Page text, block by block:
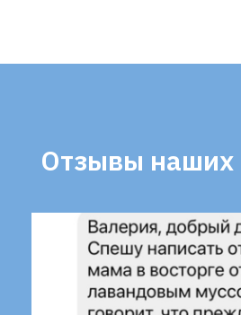
Отзывы наших